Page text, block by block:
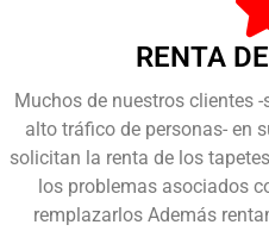
RENTA
Muchos de nuestros clientes
alto tráfico de personas- en
solicitan la renta de los
los problemas asociados
remplazarlos Además